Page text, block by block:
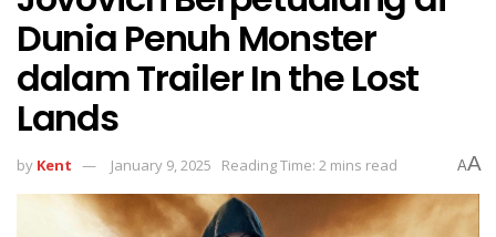
Dunia Penuh Monster
dalam Trailer In the Lost
Lands
by Kent January 9, 2025 Reading Time: 2 mins read AA